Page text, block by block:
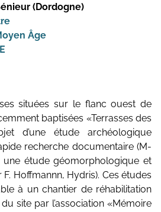
(Dordogne)
Âge
situées sur le flanc ouest de
baptisées «Terrasses des
d’une étude archéologique
recherche documentaire (M-
une étude géomorphologique et
Hoffmannn, Hydris). Ces études
à un chantier de réhabilitation
site par l’association «Mémoire